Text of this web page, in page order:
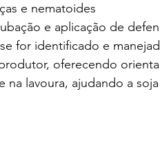
e nematoides
e aplicação de
for identificado e
oferecendo
na lavoura, ajudando a